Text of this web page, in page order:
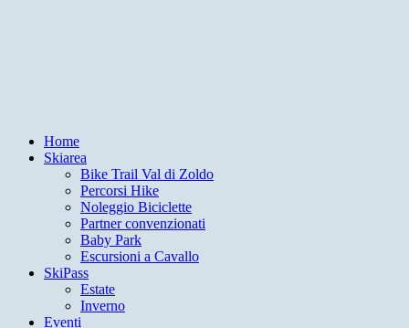
Home
Skiarea
Bike Trail Val di Zoldo
Percorsi Hike
Noleggio Biciclette
Partner convenzionati
Baby Park
Escursioni a Cavallo
SkiPass
Estate
Inverno
Eventi